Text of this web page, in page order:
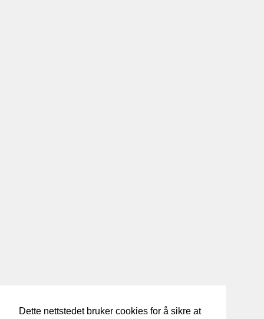
Dette nettstedet bruker cookies for å sikre at